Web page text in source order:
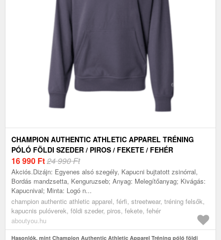
CHAMPION AUTHENTIC ATHLETIC APPAREL TRÉNING
PÓLÓ FÖLDI SZEDER / PIROS / FEKETE / FEHÉR
16 990 Ft24 990 Ft
Akciós.Dizájn: Egyenes alsó szegély, Kapucni bujtatott zsinórral,
Bordás mandzsetta, Kenguruzseb; Anyag: Melegítőanyag; Kivágás:
Kapucnival; Minta: Logó n...
champion authentic athletic apparel, férfi, streetwear, tréning felsők,
kapucnis pulóverek, földi szeder, piros, fekete, fehér
aboutyou.hu
Hasonlók, mint Champion Authentic Athletic Apparel Tréning póló földi